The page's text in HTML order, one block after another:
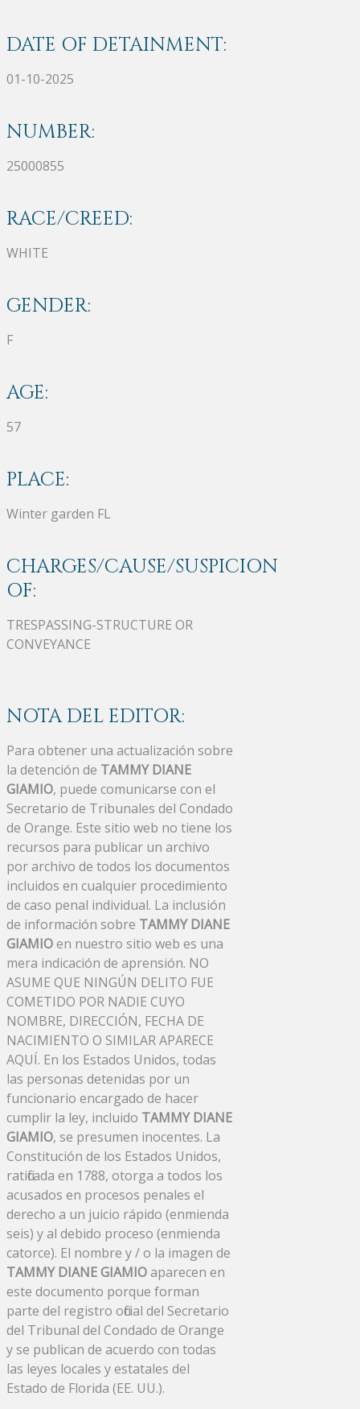
DATE OF DETAINMENT:
01-10-2025
NUMBER:
25000855
RACE/CREED:
WHITE
GENDER:
F
AGE:
57
PLACE:
Winter garden FL
CHARGES/CAUSE/SUSPICION
OF:
TRESPASSING-STRUCTURE OR
CONVEYANCE
NOTA DEL EDITOR:
Para obtener una actualización sobre
la detención de TAMMY DIANE
GIAMIO, puede comunicarse con el
Secretario de Tribunales del Condado
de Orange. Este sitio web no tiene los
recursos para publicar un archivo
por archivo de todos los documentos
incluidos en cualquier procedimiento
de caso penal individual. La inclusión
de información sobre TAMMY DIANE
GIAMIOen nuestro sitio web es una
mera indicación de aprensión. NO
ASUME QUE NINGÚN DELITO FUE
COMETIDO POR NADIE CUYO
NOMBRE, DIRECCIÓN, FECHA DE
NACIMIENTO O SIMILAR APARECE
AQUÍ. En los Estados Unidos, todas
las personas detenidas por un
funcionario encargado de hacer
cumplir la ley, incluido TAMMY DIANE
GIAMIO, se presumen inocentes. La
Constitución de los Estados Unidos,
ratificada en 1788, otorga a todos los
acusados ​​en procesos penales el
derecho a un juicio rápido (enmienda
seis) y al debido proceso (enmienda
catorce). El nombre y / o la imagen de
TAMMY DIANE GIAMIOaparecen en
este documento porque forman
parte del registro oficial del Secretario
del Tribunal del Condado de Orange
y se publican de acuerdo con todas
las leyes locales y estatales del
Estado de Florida (EE. UU.).